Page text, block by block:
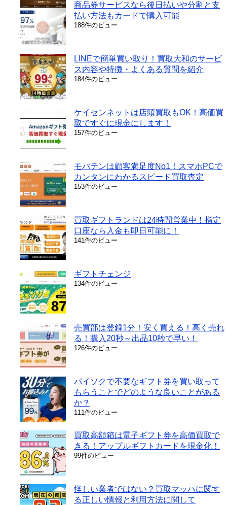
商品券サービスなら後日払いや分割と支
払い方法もカードで購入可能
188件のビュー
LINEで簡単買い取り！買取大和のサービ
ス内容や特徴・よくある質問を紹介
184件のビュー
ケイセンネットは店頭買取もOK！高価買
取ですぐに現金にします！
157件のビュー
モバテンは顧客満足度No1！スマホPCで
カンタンにわかるスピード買取査定
153件のビュー
買取ギフトランドは24時間営業中！指定
口座なら入金も即日可能に！
141件のビュー
ギフトチェンジ
134件のビュー
売買部は登録1分！安く買える！高く売れ
る！購入20秒～出品10秒で早い！
126件のビュー
バイソクで不要なギフト券を買い取って
もらうことでどのような良いことがある
か？
111件のビュー
買取高額箱は電子ギフト券を高価買取で
きる！アップルギフトカードを現金化！
99件のビュー
怪しい業者ではない？買取マッハに関す
る正しい情報と利用方法に関して